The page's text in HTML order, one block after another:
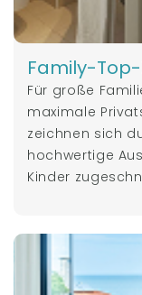
Family-
Für große
maximale
zeichnen sich
hochwertige
Kinder